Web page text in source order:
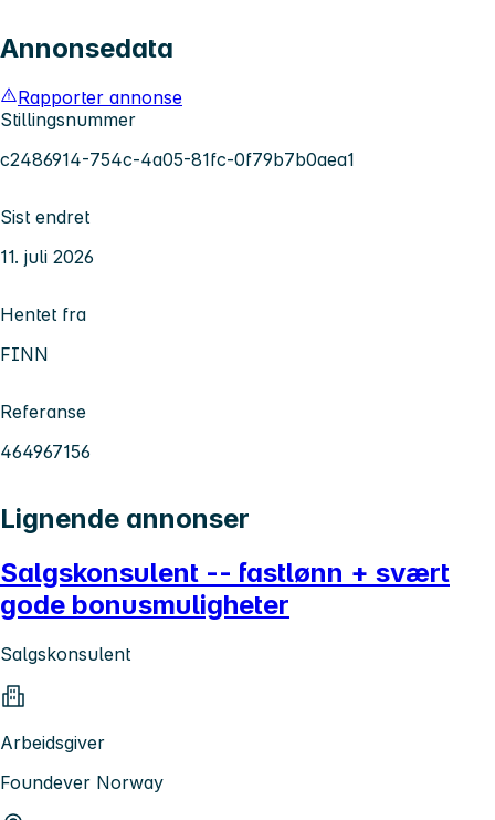
Annonsedata
Rapporter annonse
Stillingsnummer
c2486914-754c-4a05-81fc-0f79b7b0aea1
Sist endret
11. juli 2026
Hentet fra
FINN
Referanse
464967156
Lignende annonser
Salgskonsulent -- fastlønn + svært
gode bonusmuligheter
Salgskonsulent
Arbeidsgiver
Foundever Norway